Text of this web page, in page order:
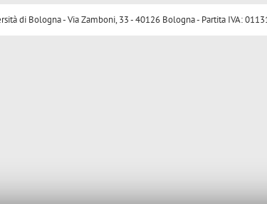
di Bologna - Via Zamboni, 33 - 40126 Bologna - Partita IVA: